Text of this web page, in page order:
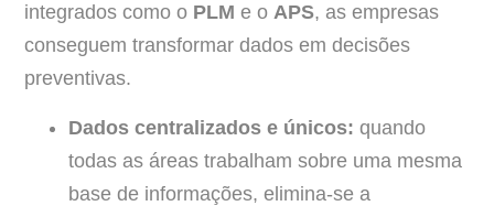
integrados como o PLM e o APS, as empresas
conseguem transformar dados em decisões
preventivas.
Dados centralizados e únicos: quando
todas as áreas trabalham sobre uma mesma
base de informações, elimina-se a